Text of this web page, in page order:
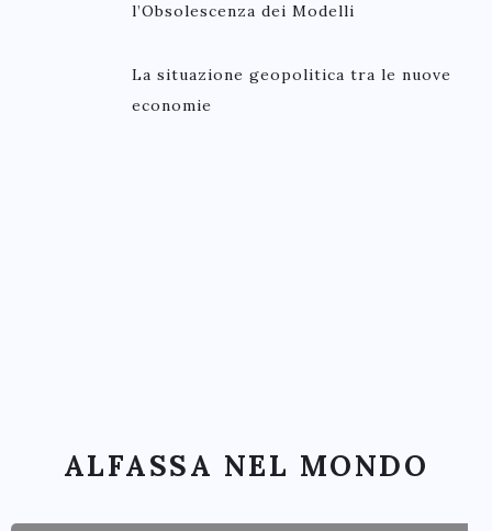
l’Obsolescenza dei Modelli
La situazione geopolitica tra le nuove
economie
ALFASSA NEL MONDO